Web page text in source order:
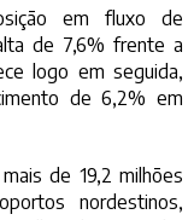
em fluxo de
de 7,6% frente a
logo em seguida,
de 6,2% em
de 19,2 milhões
nordestinos,